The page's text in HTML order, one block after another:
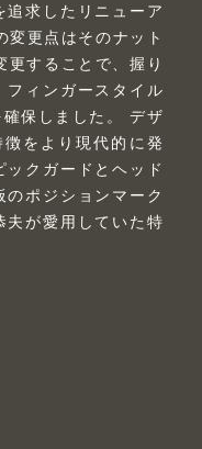
追求したリニューア
変更点はそのナット
更することで、握り
フィンガースタイル
保しました。 デザ
をより現代的に発
ックガードとヘッド
ポジションマーク
夫が愛用していた特